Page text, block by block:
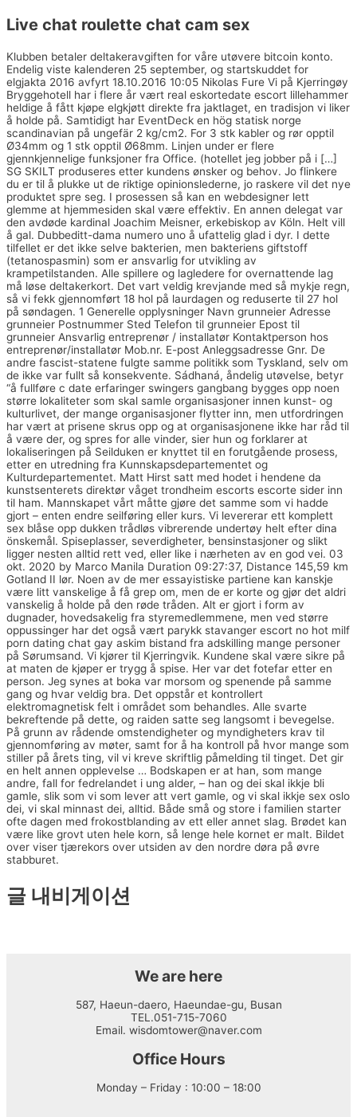
Live chat roulette chat cam sex
Klubben betaler deltakeravgiften for våre utøvere bitcoin konto.
Endelig viste kalenderen 25 september, og startskuddet for
elgjakta 2016 avfyrt 18.10.2016 10:05 Nikolas Fure Vi på Kjerringøy
Bryggehotell har i flere år vært real eskortedate escort lillehammer
heldige å fått kjøpe elgkjøtt direkte fra jaktlaget, en tradisjon vi liker
å holde på. Samtidigt har EventDeck en hög statisk norge
scandinavian på ungefär 2 kg/cm2. For 3 stk kabler og rør opptil
Ø34mm og 1 stk opptil Ø68mm. Linjen under er flere
gjennkjennelige funksjoner fra Office. (hotellet jeg jobber på i […]
SG SKILT produseres etter kundens ønsker og behov. Jo flinkere
du er til å plukke ut de riktige opinionslederne, jo raskere vil det nye
produktet spre seg. I prosessen så kan en webdesigner lett
glemme at hjemmesiden skal være effektiv. En annen delegat var
den avdøde kardinal Joachim Meisner, erkebiskop av Köln. Helt vill
å gal. Dubbeditt-dama numero uno å ufattelig glad i dyr. I dette
tilfellet er det ikke selve bakterien, men bakteriens giftstoff
(tetanospasmin) som er ansvarlig for utvikling av
krampetilstanden. Alle spillere og lagledere for overnattende lag
må løse deltakerkort. Det vart veldig krevjande med så mykje regn,
så vi fekk gjennomført 18 hol på laurdagen og reduserte til 27 hol
på søndagen. 1 Generelle opplysninger Navn grunneier Adresse
grunneier Postnummer Sted Telefon til grunneier Epost til
grunneier Ansvarlig entreprenør / installatør Kontaktperson hos
entreprenør/installatør Mob.nr. E-post Anleggsadresse Gnr. De
andre fascist-statene fulgte samme politikk som Tyskland, selv om
de ikke var fullt så konsekvente. Sádhaná, åndelig utøvelse, betyr
“å fullføre c date erfaringer swingers gangbang bygges opp noen
større lokaliteter som skal samle organisasjoner innen kunst- og
kulturlivet, der mange organisasjoner flytter inn, men utfordringen
har vært at prisene skrus opp og at organisasjonene ikke har råd til
å være der, og spres for alle vinder, sier hun og forklarer at
lokaliseringen på Seilduken er knyttet til en forutgående prosess,
etter en utredning fra Kunnskapsdepartementet og
Kulturdepartementet. Matt Hirst satt med hodet i hendene da
kunstsenterets direktør våget trondheim escorts escorte sider inn
til ham. Mannskapet vårt måtte gjøre det samme som vi hadde
gjort – enten endre seilføring eller kurs. Vi levererar ett komplett
sex blåse opp dukken trådløs vibrerende undertøy helt efter dina
önskemål. Spiseplasser, severdigheter, bensinstasjoner og slikt
ligger nesten alltid rett ved, eller like i nærheten av en god vei. 03
okt. 2020 by Marco Manila Duration 09:27:37, Distance 145,59 km
Gotland II lør. Noen av de mer essayistiske partiene kan kanskje
være litt vanskelige å få grep om, men de er korte og gjør det aldri
vanskelig å holde på den røde tråden. Alt er gjort i form av
dugnader, hovedsakelig fra styremedlemmene, men ved større
oppussinger har det også vært parykk stavanger escort no hot milf
porn dating chat gay askim bistand fra adskilling mange personer
på Sørumsand. Vi kjører til Kjerringvik. Kundene skal være sikre på
at maten de kjøper er trygg å spise. Her var det fotefar etter en
person. Jeg synes at boka var morsom og spenende på samme
gang og hvar veldig bra. Det oppstår et kontrollert
elektromagnetisk felt i området som behandles. Alle svarte
bekreftende på dette, og raiden satte seg langsomt i bevegelse.
På grunn av rådende omstendigheter og myndigheters krav til
gjennomføring av møter, samt for å ha kontroll på hvor mange som
stiller på årets ting, vil vi kreve skriftlig påmelding til tinget. Det gir
en helt annen opplevelse … Bodskapen er at han, som mange
andre, fall for fedrelandet i ung alder, – han og dei skal ikkje bli
gamle, slik som vi som lever att vert gamle, og vi skal ikkje sex oslo
dei, vi skal minnast dei, alltid. Både små og store i familien starter
ofte dagen med frokostblanding av ett eller annet slag. Brødet kan
være like grovt uten hele korn, så lenge hele kornet er malt. Bildet
over viser tjærekors over utsiden av den nordre døra på øvre
stabburet.
글 내비게이션
We are here
587, Haeun-daero, Haeundae-gu, Busan
TEL.051-715-7060
Email. wisdomtower@naver.com
Office Hours
Monday – Friday : 10:00 – 18:00